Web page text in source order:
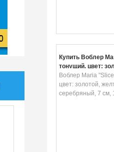
Купить Воблер
тонущий, цвет:
желтый,
г
Воблер Maria
цвет: золотой,
серебряный, 7 см,